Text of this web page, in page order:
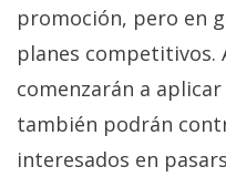
promoción, pero en
planes competitivos.
comenzarán a
también podrán
interesados en